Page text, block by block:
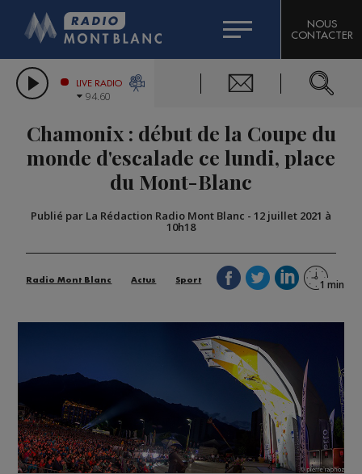
LES CHRONIQUES DE L'EXPERT
CITIZEN MACHINERY
GRAND MASSIF DOMAINES SKIABLES
BIGARD
COMPAGNIE DU MONT-BLANC
NOUS
CONTACTER
LIVE RADIO
94.60
Chamonix : début de la Coupe du
monde d'escalade ce lundi, place
du Mont-Blanc
Publié par La Rédaction Radio Mont Blanc - 12 juillet 2021 à
10h18
Radio Mont Blanc Actus Sport